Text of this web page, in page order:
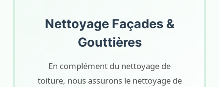
Nettoyage Façades &
Gouttières
En complément du nettoyage de
toiture, nous assurons le nettoyage de